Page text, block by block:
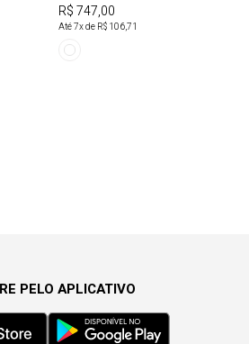
R$ 747,00
Até7x de R$ 106,71
PELO APLICATIVO